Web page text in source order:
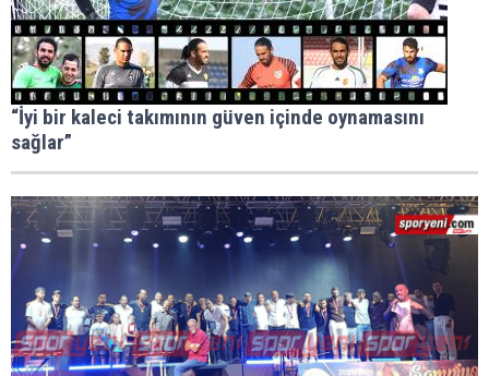
“İyi bir kaleci takımının güven içinde oynamasını
sağlar”